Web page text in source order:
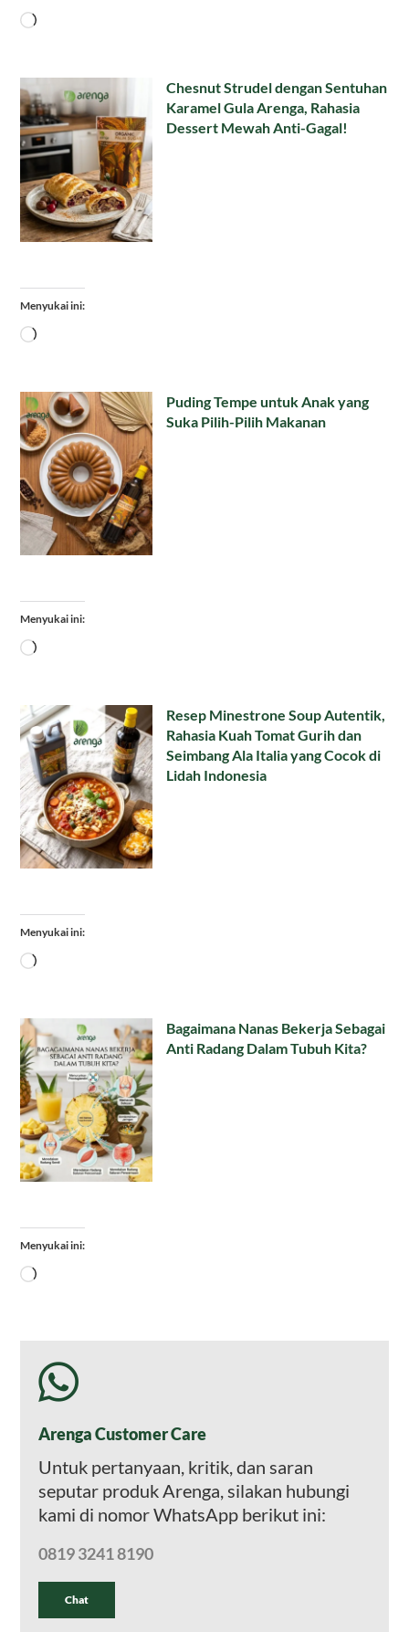
Memuat...
Chesnut Strudel dengan Sentuhan
Karamel Gula Arenga, Rahasia
Dessert Mewah Anti-Gagal!
Menyukai ini:
Memuat...
Puding Tempe untuk Anak yang
Suka Pilih-Pilih Makanan
Menyukai ini:
Memuat...
Resep Minestrone Soup Autentik,
Rahasia Kuah Tomat Gurih dan
Seimbang Ala Italia yang Cocok di
Lidah Indonesia
Menyukai ini:
Memuat...
Bagaimana Nanas Bekerja Sebagai
Anti Radang Dalam Tubuh Kita?
Menyukai ini:
Memuat...
Arenga Customer Care
Untuk pertanyaan, kritik, dan saran
seputar produk Arenga, silakan hubungi
kami di nomor WhatsApp berikut ini:
0819 3241 8190
Chat